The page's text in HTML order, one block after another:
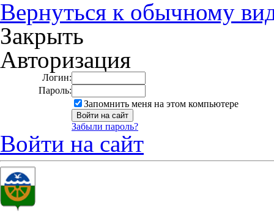
Вернуться к обычному
Закрыть
Авторизация
Логин:
Пароль:
Запомнить меня на этом компьютере
Забыли пароль?
Войти на сайт